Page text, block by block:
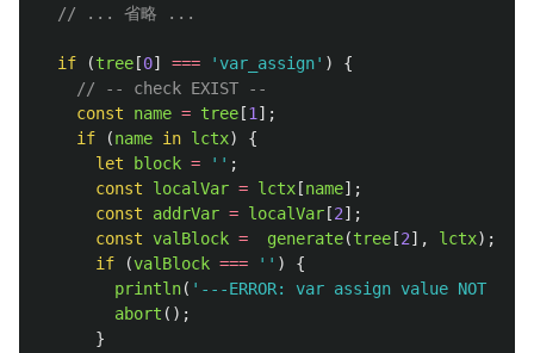
// ... 省略 ...
if (tree [0] === ' var_assign' )
{
// -- check EXIST --
const
name = tree [1 ];
if
(name in lctx)
{
let
block = '' ;
const
localVar = lctx [name];
const
addrVar = localVar [2];
const valBlock = generate(tree [2], lctx);
if
(valBlock === '' )
{
println( ' ---ERROR: var assign value NOT
abort ();
}